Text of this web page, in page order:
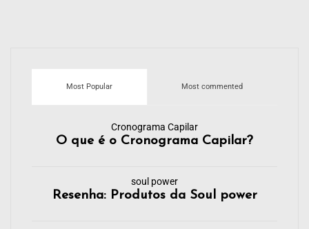
Most Popular Most commented
Cronograma Capilar
O que é o Cronograma Capilar?
soul power
Resenha: Produtos da Soul power